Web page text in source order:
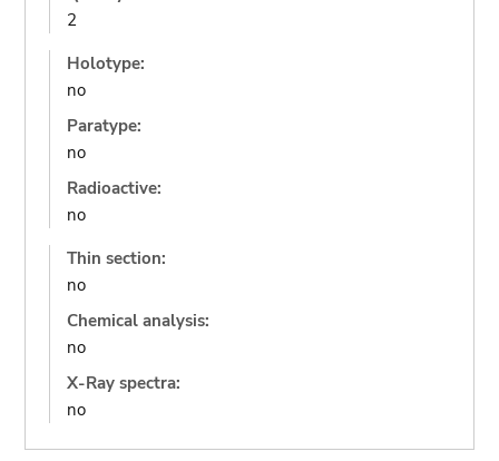
2
Holotype:
no
Paratype:
no
Radioactive:
no
Thin section:
no
Chemical analysis:
no
X-Ray spectra:
no